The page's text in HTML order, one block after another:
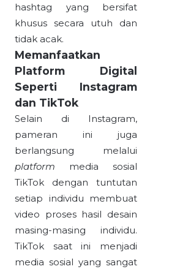
hashtag yang bersifat
khusus secara utuh dan
tidak acak.
Memanfaatkan
Platform Digital
Seperti Instagram
dan TikTok
Selain di Instagram,
pameran ini juga
berlangsung melalui
platform media sosial
TikTok dengan tuntutan
setiap individu membuat
video proses hasil desain
masing-masing individu.
TikTok saat ini menjadi
media sosial yang sangat